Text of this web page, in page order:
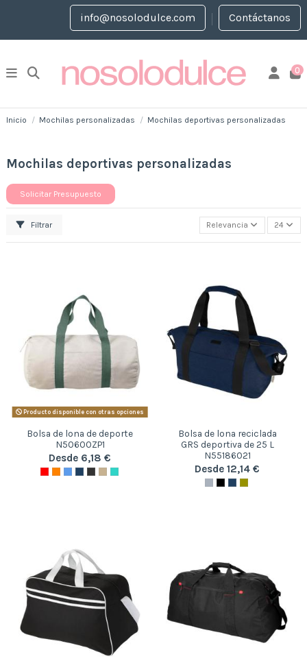
info@nosolodulce.com Contáctanos
0
Inicio Mochilas personalizadas Mochilas deportivas personalizadas
Mochilas deportivas personalizadas
Solicitar Presupuesto
Filtrar Relevancia 24
Producto disponible con otras opciones
Bolsa de lona de deporte
N50600ZP1
Desde 6,18 €
Bolsa de lona reciclada
GRS deportiva de 25 L
N55186021
Desde 12,14 €